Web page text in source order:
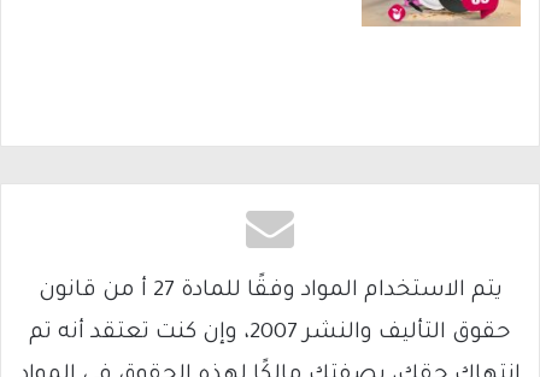
يتم الاستخدام المواد وفقًا للمادة 27 أ من قانون
حقوق التأليف والنشر 2007، وإن كنت تعتقد أنه تم